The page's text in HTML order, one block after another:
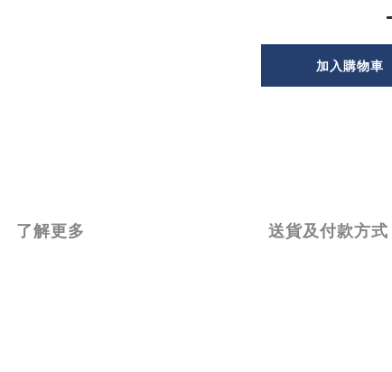
加入購物車
了解更多 送貨及付款方式